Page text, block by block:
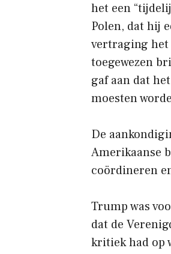
het een
Polen, dat hij
vertraging het
toegewezen
gaf aan dat
moesten
De
Amerikaanse
coördineren
Trump was
dat de
kritiek had op